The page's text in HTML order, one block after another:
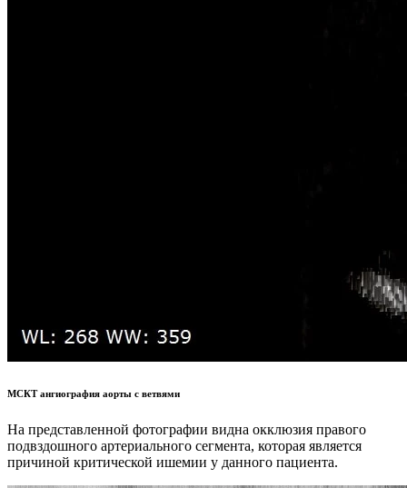
МСКТ ангиография аорты с ветвями
На представленной фотографии видна окклюзия правого
подвздошного артериального сегмента, которая является
причиной критической ишемии у данного пациента.